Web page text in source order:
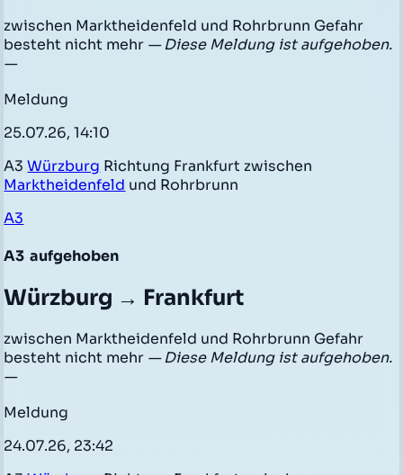
zwischen Marktheidenfeld und Rohrbrunn Gefahr
besteht nicht mehr — Diese Meldung ist aufgehoben.
—
Meldung
25.07.26, 14:10
A3Würzburg Richtung Frankfurt zwischen
Marktheidenfeld und Rohrbrunn
A3
A3 aufgehoben
Würzburg → Frankfurt
zwischen Marktheidenfeld und Rohrbrunn Gefahr
besteht nicht mehr — Diese Meldung ist aufgehoben.
—
Meldung
24.07.26, 23:42